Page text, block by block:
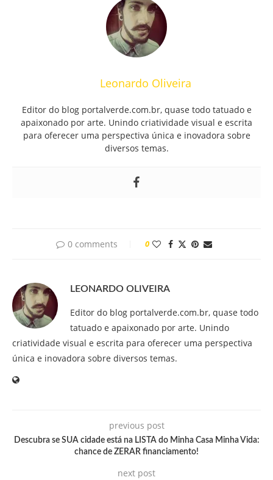
Leonardo Oliveira
Editor do blog portalverde.com.br, quase todo tatuado e
apaixonado por arte. Unindo criatividade visual e escrita
para oferecer uma perspectiva única e inovadora sobre
diversos temas.
0 comments 0
LEONARDO OLIVEIRA
Editor do blog portalverde.com.br, quase todo
tatuado e apaixonado por arte. Unindo
criatividade visual e escrita para oferecer uma perspectiva
única e inovadora sobre diversos temas.
previous post
Descubra se SUA cidade está na LISTA do Minha Casa Minha Vida:
chance de ZERAR financiamento!
next post